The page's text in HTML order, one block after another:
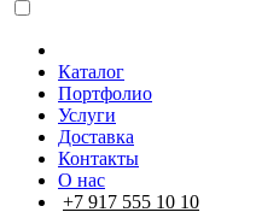
Каталог
Портфолио
Услуги
Доставка
Контакты
О нас
+7 917 555 10 10